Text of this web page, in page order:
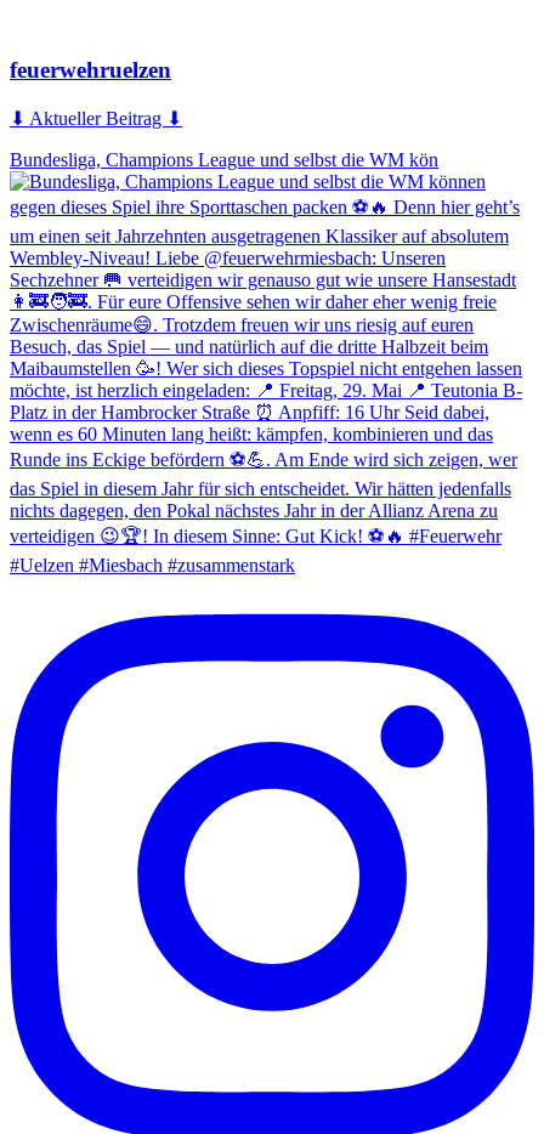
feuerwehruelzen
⬇ Aktueller Beitrag ⬇
Bundesliga, Champions League und selbst die WM kön